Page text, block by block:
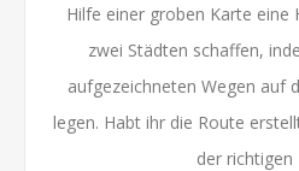
Hilfe einer groben Karte eine
zwei Städten schaffen,
aufgezeichneten Wegen auf
legen. Habt ihr die Route
der richtigen